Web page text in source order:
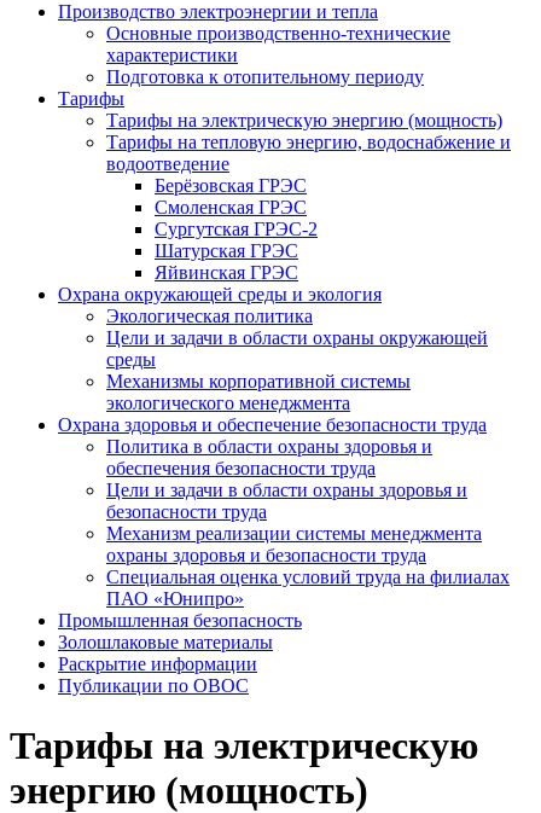
Производство электроэнергии и тепла
Основные производственно-технические
характеристики
Подготовка к отопительному периоду
Тарифы
Тарифы на электрическую энергию (мощность)
Тарифы на тепловую энергию, водоснабжение и
водоотведение
Берёзовская ГРЭС
Смоленская ГРЭС
Сургутская ГРЭС-2
Шатурская ГРЭС
Яйвинская ГРЭС
Охрана окружающей среды и экология
Экологическая политика
Цели и задачи в области охраны окружающей
среды
Механизмы корпоративной системы
экологического менеджмента
Охрана здоровья и обеспечение безопасности труда
Политика в области охраны здоровья и
обеспечения безопасности труда
Цели и задачи в области охраны здоровья и
безопасности труда
Механизм реализации системы менеджмента
охраны здоровья и безопасности труда
Специальная оценка условий труда на филиалах
ПАО «Юнипро»
Промышленная безопасность
Золошлаковые материалы
Раскрытие информации
Публикации по OBOC
Тарифы на электрическую
энергию (мощность)